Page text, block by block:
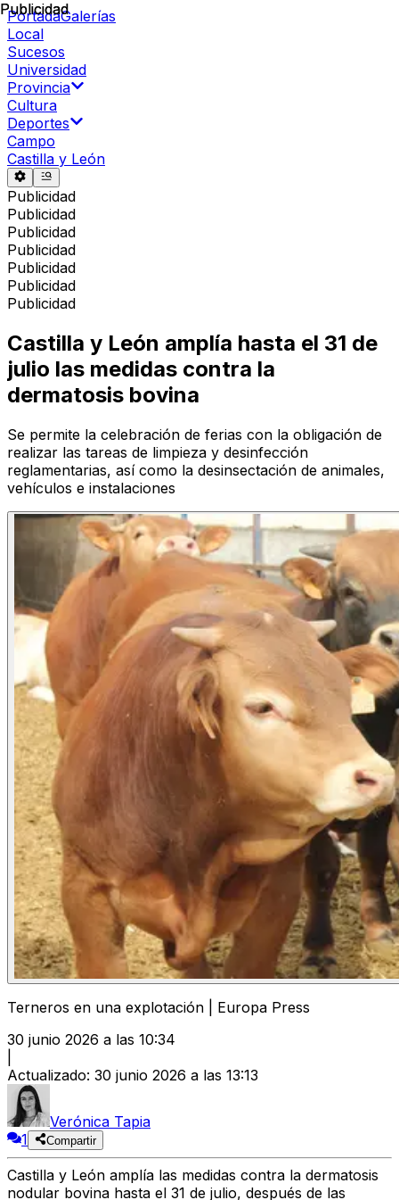
PortadaGalerías
Local
Sucesos
Universidad
Provincia
Cultura
Deportes
Campo
Castilla y León
Publicidad
Publicidad
Publicidad
Publicidad
Publicidad
Publicidad
Publicidad
Publicidad
Castilla y León amplía hasta el 31 de
julio las medidas contra la
dermatosis bovina
Se permite la celebración de ferias con la obligación de
realizar las tareas de limpieza y desinfección
reglamentarias, así como la desinsectación de animales,
vehículos e instalaciones
Terneros en una explotación | Europa Press
30 junio 2026 a las 10:34
Actualizado: 30 junio 2026 a las 13:13
Verónica Tapia
1
Compartir
Castilla y León amplía las medidas contra la dermatosis
nodular bovina hasta el 31 de julio, después de las
Publicidad